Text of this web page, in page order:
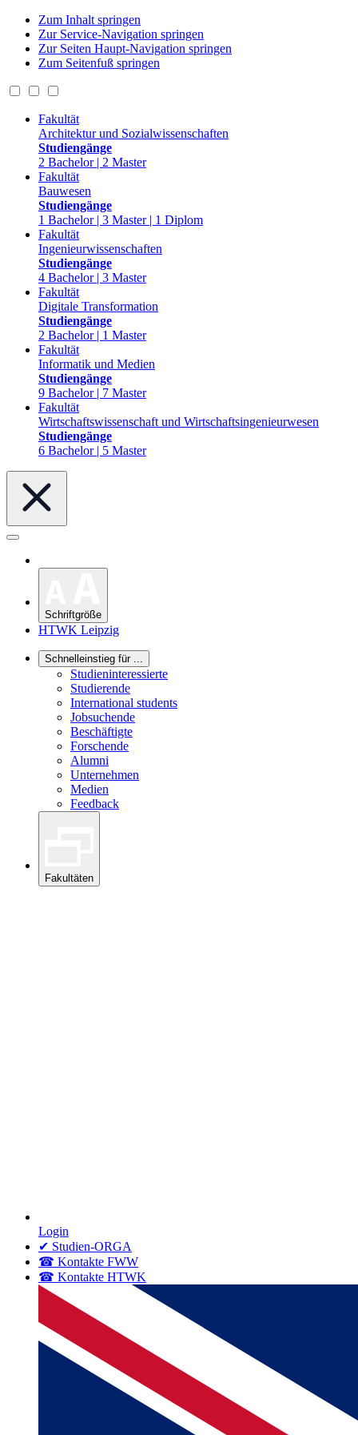
Zum Inhalt springen
Zur Service-Navigation springen
Zur Seiten Haupt-Navigation springen
Zum Seitenfuß springen
Fakultät
Architektur und Sozialwissenschaften
Studiengänge
2 Bachelor | 2 Master
Fakultät
Bauwesen
Studiengänge
1 Bachelor | 3 Master | 1 Diplom
Fakultät
Ingenieurwissenschaften
Studiengänge
4 Bachelor | 3 Master
Fakultät
Digitale Transformation
Studiengänge
2 Bachelor | 1 Master
Fakultät
Informatik und Medien
Studiengänge
9 Bachelor | 7 Master
Fakultät
Wirtschaftswissenschaft und Wirtschaftsingenieurwesen
Studiengänge
6 Bachelor | 5 Master
Schriftgröße
HTWK Leipzig
Schnelleinstieg für ...
Studieninteressierte
Studierende
International students
Jobsuchende
Beschäftigte
Forschende
Alumni
Unternehmen
Medien
Feedback
Fakultäten
Login
✔ Studien-ORGA
☎ Kontakte FWW
☎ Kontakte HTWK